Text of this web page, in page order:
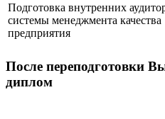
Подготовка внутренних
системы менеджмента качества
предприятия
После переподготовки
диплом